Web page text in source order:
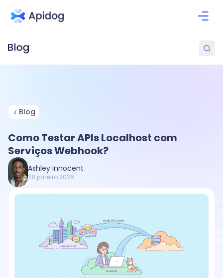
Blog
Como Testar APIs Localhost com
Serviços Webhook?
Ashley Innocent
28 janeiro 2026